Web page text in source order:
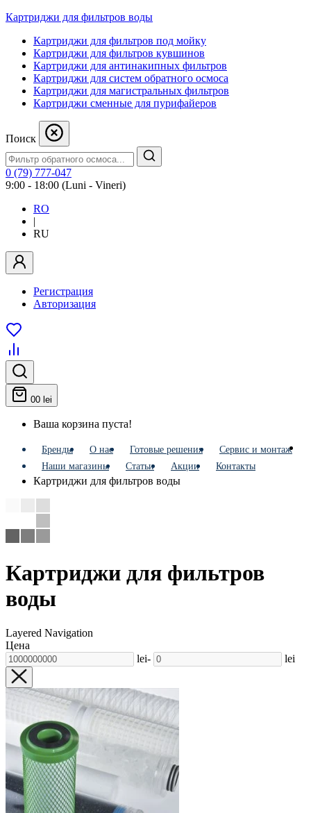
Картриджи для фильтров воды
Картриджи для фильтров под мойку
Картриджи для фильтров кувшинов
Картриджи для антинакипных фильтров
Картриджи для систем обратного осмоса
Картриджи для магистральных фильтров
Картриджи сменные для пурифайеров
Поиск
0 (79) 777-047
9:00 - 18:00 (Luni - Vineri)
RO
|
RU
Регистрация
Авторизация
00 lei
Ваша корзина пуста!
Бренды О нас Готовые решения
Сервис и монтаж
Наши магазины
Статьи Акции Контакты
Картриджи для фильтров воды
Картриджи для фильтров
воды
Layered Navigation
Цена
lei- lei